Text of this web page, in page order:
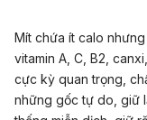
Mít chứa ít calo
vitamin A, C, B2,
cực kỳ quan trọng,
những gốc tự do, giữ